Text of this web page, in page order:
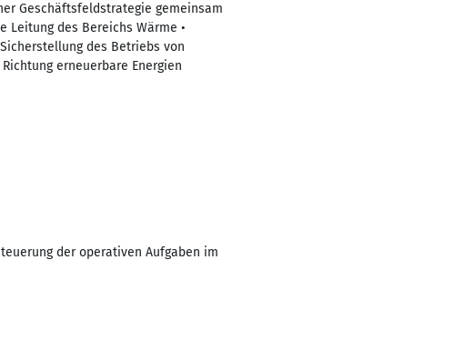
Geschäftsfeldstrategie gemeinsam
des Bereichs Wärme •
des Betriebs von
erneuerbare Energien
der operativen Aufgaben im